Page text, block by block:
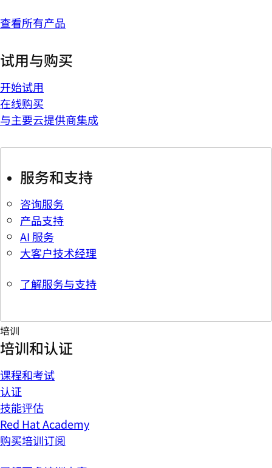
查看所有产品
试用与购买
开始试用
在线购买
与主要云提供商集成
服务和支持
咨询服务
产品支持
AI 服务
大客户技术经理
了解服务与支持
培训
培训和认证
课程和考试
认证
技能评估
Red Hat Academy
购买培训订阅